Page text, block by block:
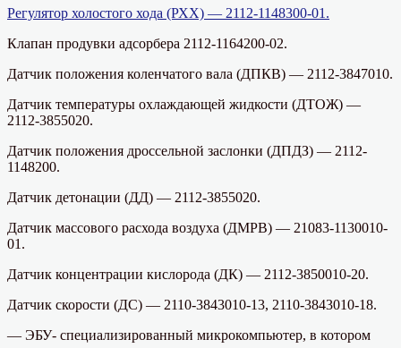
Регулятор холостого хода (РХХ) — 2112-1148300-01.
Клапан продувки адсорбера 2112-1164200-02.
Датчик положения коленчатого вала (ДПКВ) — 2112-3847010.
Датчик температуры охлаждающей жидкости (ДТОЖ) —
2112-3855020.
Датчик положения дроссельной заслонки (ДПДЗ) — 2112-
1148200.
Датчик детонации (ДД) — 2112-3855020.
Датчик массового расхода воздуха (ДМРВ) — 21083-1130010-
01.
Датчик концентрации кислорода (ДК) — 2112-3850010-20.
Датчик скорости (ДС) — 2110-3843010-13, 2110-3843010-18.
— ЭБУ- специализированный микрокомпьютер, в котором